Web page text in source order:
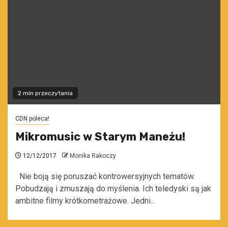
2 min przeczytania
CDN poleca!
Mikromusic w Starym Maneżu!
12/12/2017 Monika Rakoczy
Nie boją się poruszać kontrowersyjnych tematów.
Pobudzają i zmuszają do myślenia. Ich teledyski są jak
ambitne filmy krótkometrażowe. Jedni...